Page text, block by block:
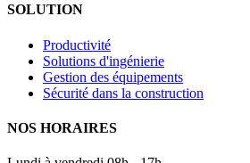
SOLUTION
Productivité
Solutions d'ingénierie
Gestion des équipements
Sécurité dans la construction
NOS HORAIRES